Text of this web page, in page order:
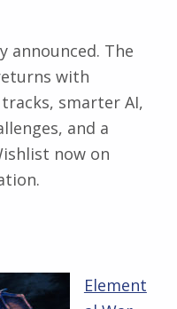
announced. The
with
smarter AI,
and a
now on
Element